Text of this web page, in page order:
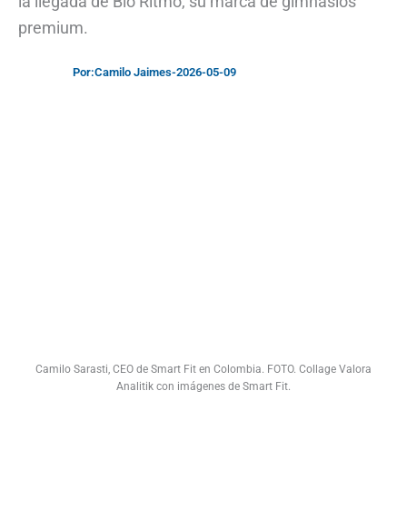
premium.
Por:Camilo Jaimes-2026-05-09
Camilo Sarasti, CEO de Smart Fit en Colombia. FOTO. Collage Valora
Analitik con imágenes de Smart Fit.